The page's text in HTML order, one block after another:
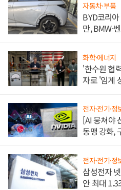
자동차·부품
BYD코리
만, BMW·
화학·에너지
'한수원 협
자로 '임계
전자·전기·정
[AI 뭉쳐야
동맹 강화,
전자·전기·정
삼성전자
안 최대